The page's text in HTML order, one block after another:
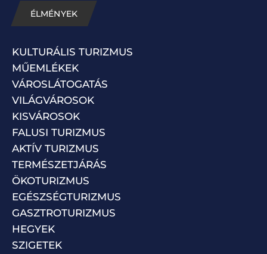
ÉLMÉNYEK
KULTURÁLIS TURIZMUS
MŰEMLÉKEK
VÁROSLÁTOGATÁS
VILÁGVÁROSOK
KISVÁROSOK
FALUSI TURIZMUS
AKTÍV TURIZMUS
TERMÉSZETJÁRÁS
ÖKOTURIZMUS
EGÉSZSÉGTURIZMUS
GASZTROTURIZMUS
HEGYEK
SZIGETEK